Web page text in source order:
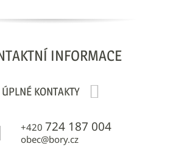
INFORMACE
+420 724 187 004
obec@bory.cz
ÚPLNÉ KONTAKTY